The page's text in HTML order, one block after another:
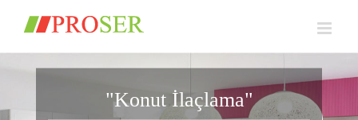
"Konut İlaçlama"